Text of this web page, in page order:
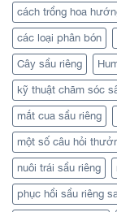
cách trồng hoa
các loại phân bón
Cây sầu riêng
kỹ thuật chăm sóc
mắt cua sầu riêng
một số câu hỏi
nuôi trái sầu riêng
phục hồi sầu riêng